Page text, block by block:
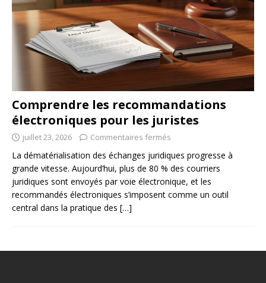
Comprendre les recommandations
électroniques pour les juristes
juillet 23, 2026 Commentaires fermés
La dématérialisation des échanges juridiques progresse à
grande vitesse. Aujourd’hui, plus de 80 % des courriers
juridiques sont envoyés par voie électronique, et les
recommandés électroniques s’imposent comme un outil
central dans la pratique des […]